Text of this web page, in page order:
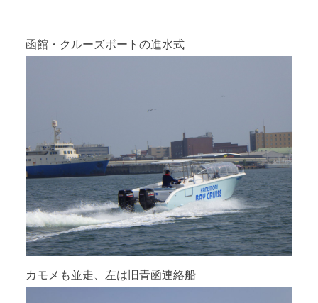
函館・クルーズボートの進水式
カモメも並走、左は旧青函連絡船